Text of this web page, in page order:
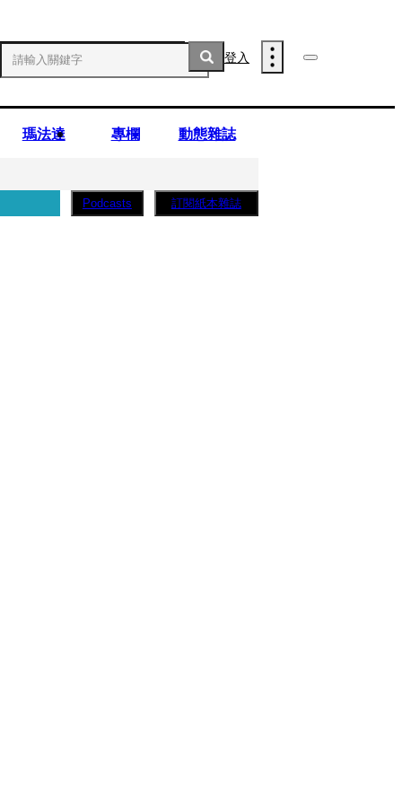
登入
瑪法達 專欄 動態雜誌
糕」
Podcasts 訂閱紙本雜誌